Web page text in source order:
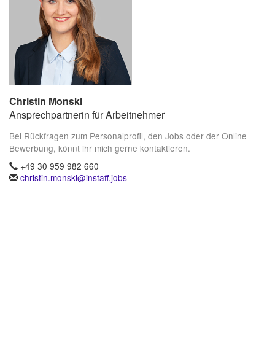
Christin Monski
Ansprechpartnerin für Arbeitnehmer
Bei Rückfragen zum Personalprofil, den Jobs oder der Online
Bewerbung, könnt ihr mich gerne kontaktieren.
+49 30 959 982 660
christin.monski@instaff.jobs